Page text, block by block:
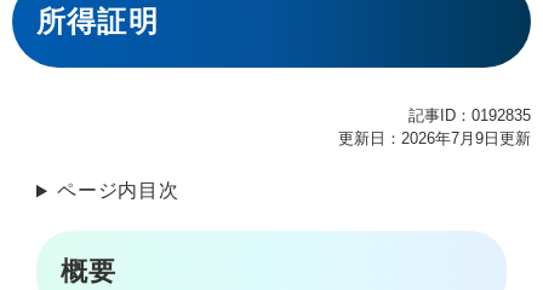
文
所得証明
記事ID：0192835
更新日：2026年7月9日更新
ページ内目次
概要